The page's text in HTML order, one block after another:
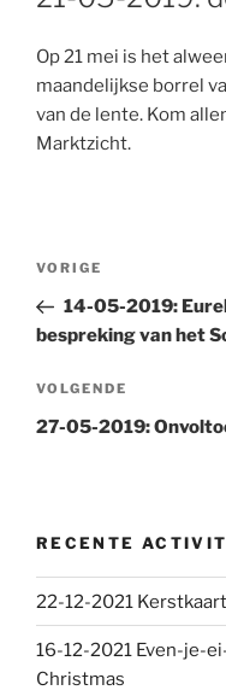
Op 21 mei is het
maandelijkse borrel
van de lente. Kom
Marktzicht.
Bericht
Vorig
bericht
VORIGE
14-05-2019:
bespreking van het
Volgend
bericht
VOLGENDE
27-05-2019:
RECENTE
22-12-2021
16-12-2021 Even-je-
Christmas